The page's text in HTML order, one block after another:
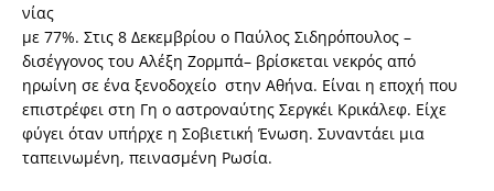
νίας
με 77%. Στις 8 Δεκεμβρίου ο Παύλος Σιδηρόπουλος –
δισέγγονος του Αλέξη Ζορμπά– βρίσκεται νεκρός από
ηρωίνη σε ένα ξενοδοχείο στην Αθήνα. Είναι η εποχή που
επιστρέφει στη Γη ο αστροναύτης Σεργκέι Κρικάλεφ. Είχε
φύγει όταν υπήρχε η Σοβιετική Ένωση. Συναντάει μια
ταπεινωμένη, πεινασμένη Ρωσία.